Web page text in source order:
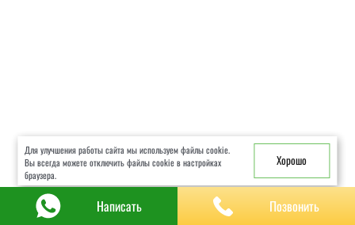
Для улучшения работы сайта мы используем файлы cookie.
Вы всегда можете отключить файлы cookie в настройках
браузера.
Хорошо
Написать Позвонить